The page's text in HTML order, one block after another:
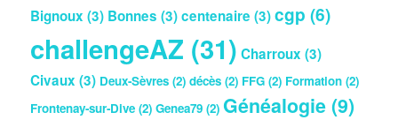
Bignoux (3) Bonnes (3)centenaire (3)cgp (6)
challengeAZ (31) Charroux (3)
Civaux (3) Deux-Sèvres (2) décès (2) FFG (2) Formation (2)
Frontenay-sur-Dive (2) Genea79 (2) Généalogie(9)